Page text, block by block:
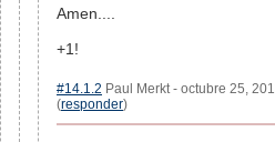
Amen....
+1!
#14.1.2 Paul Merkt - octubre 25,
(responder)